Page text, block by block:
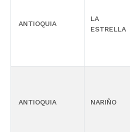
ANTIOQUIA
LA
ESTRELLA
ANTIOQUIA NARIÑO